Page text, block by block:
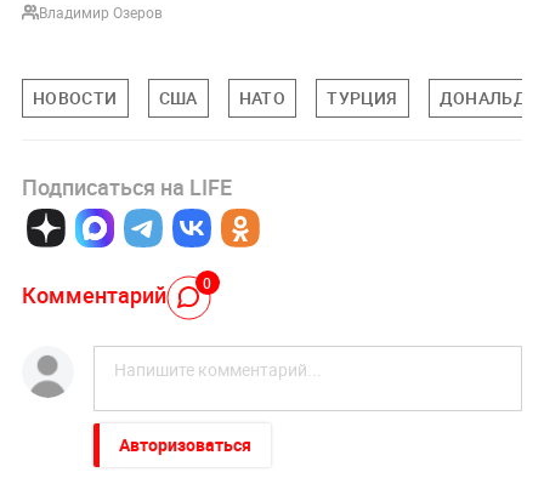
Владимир Озеров
НОВОСТИ США НАТО ТУРЦИЯ ДОНАЛЬД
Подписаться на LIFE
Комментарий 0
Авторизоваться